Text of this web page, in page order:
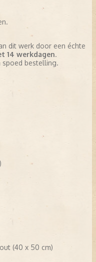
dit werk door een échte
14 werkdagen.
bestelling.
(40 x 50 cm)